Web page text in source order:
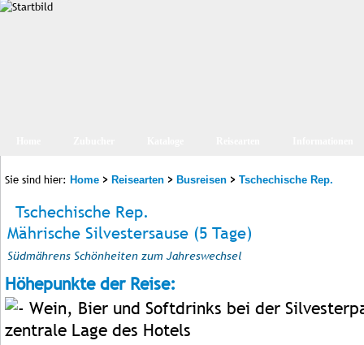
Sie sind hier: Home > Reisearten > Busreisen > Tschechische Rep.
Tschechische Rep.
Mährische Silvestersause (5 Tage)
Südmährens Schönheiten zum Jahreswechsel
Höhepunkte der Reise:
Wein, Bier und Softdrinks bei der
zentrale Lage des Hotels